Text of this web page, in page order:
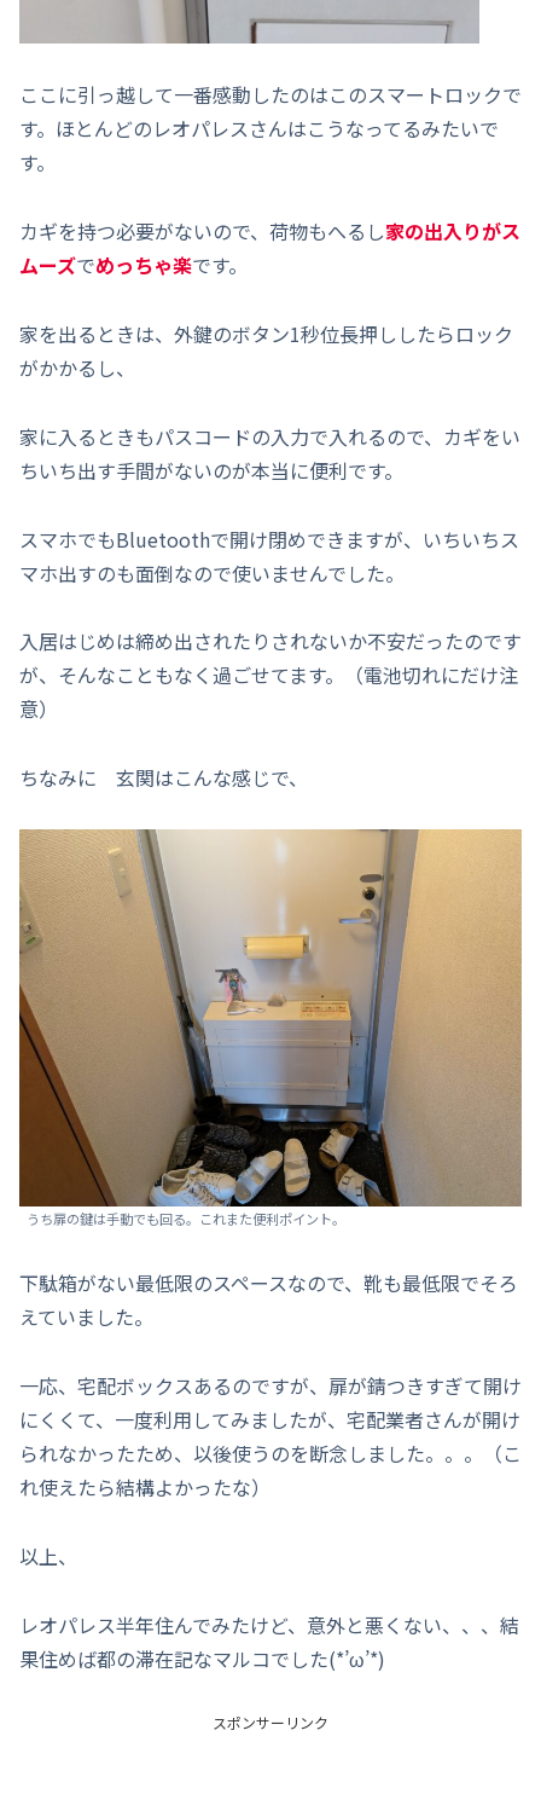
ここに引っ越して一番感動したのはこのスマートロックで
す。ほとんどのレオパレスさんはこうなってるみたいで
す。
カギを持つ必要がないので、荷物もへるし家の出入りがス
ムーズでめっちゃ楽です。
家を出るときは、外鍵のボタン1秒位長押ししたらロック
がかかるし、
家に入るときもパスコードの入力で入れるので、カギをい
ちいち出す手間がないのが本当に便利です。
スマホでもBluetoothで開け閉めできますが、いちいちス
マホ出すのも面倒なので使いませんでした。
入居はじめは締め出されたりされないか不安だったのです
が、そんなこともなく過ごせてます。（電池切れにだけ注
意）
ちなみに 玄関はこんな感じで、
うち扉の鍵は手動でも回る。これまた便利ポイント。
下駄箱がない最低限のスペースなので、靴も最低限でそろ
えていました。
一応、宅配ボックスあるのですが、扉が錆つきすぎて開け
にくくて、一度利用してみましたが、宅配業者さんが開け
られなかったため、以後使うのを断念しました。。。（こ
れ使えたら結構よかったな）
以上、
レオパレス半年住んでみたけど、意外と悪くない、、、結
果住めば都の滞在記なマルコでした(*’ω’*)
スポンサーリンク